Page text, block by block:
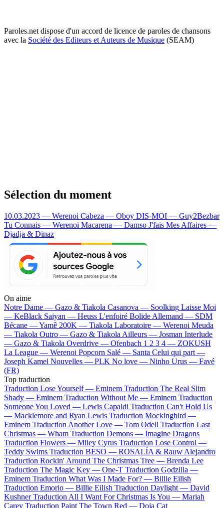
Paroles.net dispose d'un accord de licence de paroles de chansons
avec la Société des Editeurs et Auteurs de Musique (SEAM)
Sélection du moment
10.03.2023 — Werenoi Cabeza — Oboy DIS-MOI — Guy2Bezbar
Tu Connais — Werenoi Macarena — Damso J'fais Mes Affaires —
Djadja & Dinaz
On aime
Notre Dame — Gazo & Tiakola Casanova — Soolking Laisse Moi
— KeBlack Saiyan — Heuss L'enfoiré Bolide Allemand — SDM
Bécane —Yamê 200K — Tiakola Laboratoire — Werenoi Meuda
— Tiakola Outro — Gazo & Tiakola Ailleurs — Josman Interlude
— Gazo & Tiakola Overdrive — Ofenbach 1 2 3 4 — ZOKUSH
La League — Werenoi Popcorn Salé — Santa Celui qui part —
Joseph Kamel Nouvelles — PLK No love — Ninho Urus — Favé
(FR)
Top traduction
Traduction Lose Yourself — Eminem Traduction The Real Slim
Shady — Eminem Traduction Without Me — Eminem Traduction
Someone You Loved — Lewis Capaldi Traduction Can't Hold Us
— Macklemore and Ryan Lewis Traduction Mockingbird —
Eminem Traduction Another Love — Tom Odell Traduction Last
Christmas — Wham Traduction Demons — Imagine Dragons
Traduction Flowers — Miley Cyrus Traduction Lose Control —
Teddy Swims Traduction BESO — ROSALÍA & Rauw Alejandro
Traduction Rockin' Around The Christmas Tree — Brenda Lee
Traduction The Magic Key — One-T Traduction Godzilla —
Eminem Traduction What Was I Made For? — Billie Eilish
Traduction Emorio — Billie Eilish Traduction Daylight — David
Kushner Traduction All I Want For Christmas Is You — Mariah
Carey Traduction Paint The Town Red — Doja Cat